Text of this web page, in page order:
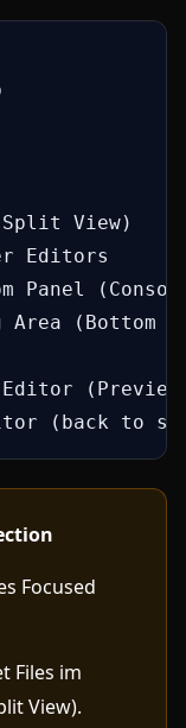
View)
Editors
(Bottom
(back to
Focused
Files im
View).